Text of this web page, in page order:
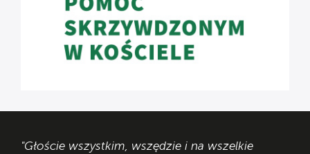
"Głoście wszystkim, wszędzie i na wszelkie